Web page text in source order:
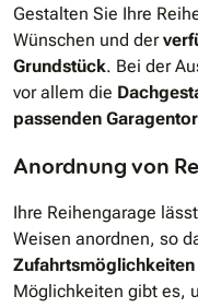
Gestalten Sie Ihre
Wünschen und der
Grundstück. Bei der
vor allem die
passenden
Anordnung von
Ihre Reihengarage
Weisen anordnen, so
Zufahrtsmöglichkeiten
Möglichkeiten gibt es,